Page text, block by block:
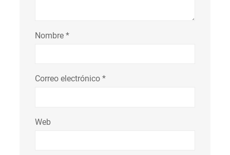
Nombre *
Correo electrónico *
Web